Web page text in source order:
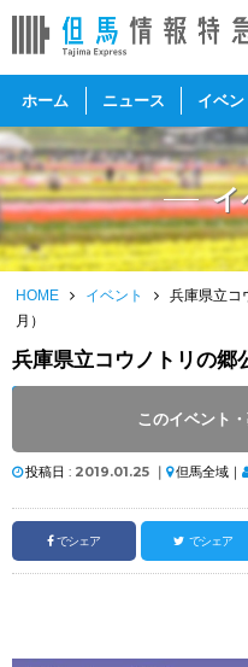
ホーム ニュース イベン
イ
HOME イベント
兵庫県立
月）
兵庫県立コウノトリの郷
このイベント
開催時間 : 13:30 ～ 14:30
投稿日 : 2019.01.25 ｜ 但馬全域｜
でシェア でシェア